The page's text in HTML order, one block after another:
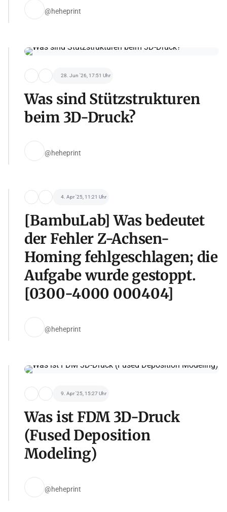
@heheprint
28. Jun '26, 17:51 Uhr
Was sind Stützstrukturen
beim 3D-Druck?
@heheprint
4. Apr '25, 11:21 Uhr
[BambuLab] Was bedeutet
der Fehler Z-Achsen-
Homing fehlgeschlagen; die
Aufgabe wurde gestoppt.
[0300-4000 000404]
@heheprint
9. Apr '25, 15:27 Uhr
Was ist FDM 3D-Druck
(Fused Deposition
Modeling)
@heheprint